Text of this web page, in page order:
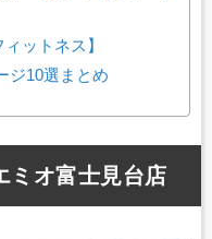
ットネス】
ジ10選まとめ
ミオ富士見台店